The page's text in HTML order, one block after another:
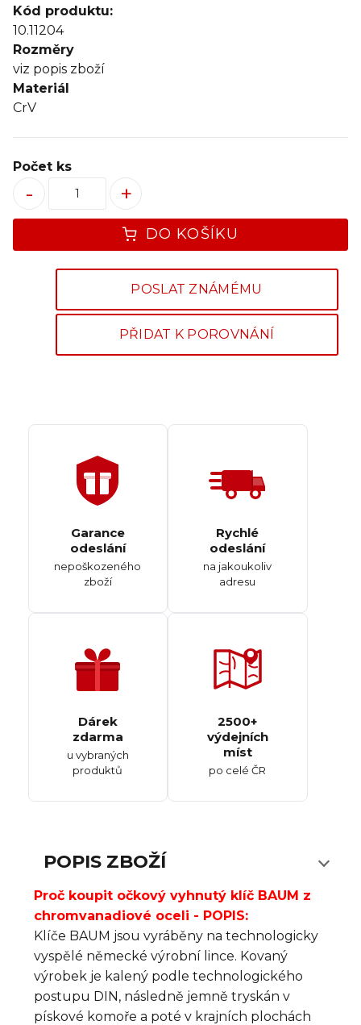
Kód produktu:
10.11204
Rozměry
viz popis zboží
Materiál
CrV
DO KOŠÍKU
Počet ks
+
-
POSLAT ZNÁMÉMU
PŘIDAT K POROVNÁNÍ
Garance
odeslání
nepoškozeného
zboží
Rychlé
odeslání
na jakoukoliv
adresu
Dárek
zdarma
u vybraných
produktů
2500+
výdejních
míst
po celé ČR
POPIS ZBOŽÍ
Proč koupit očkový vyhnutý klíč BAUM z
chromvanadiové oceli - POPIS:
Klíče BAUM jsou vyráběny na technologicky
vyspělé německé výrobní lince. Kovaný
výrobek je kalený podle technologického
postupu DIN, následně jemně tryskán v
pískové komoře a poté v krajních plochách